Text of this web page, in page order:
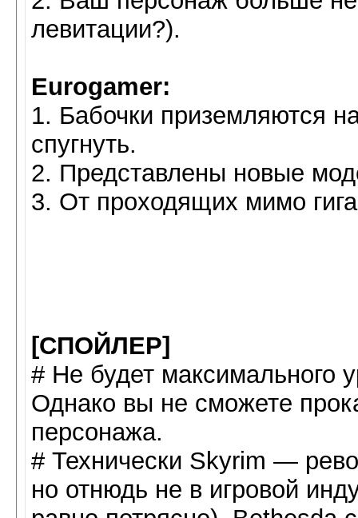
левитации?).
Eurogamer:
1. Бабочки приземляются
спугнуть.
2. Представлены новые
3. От проходящих мимо
[СПОЙЛЕР]
# Не будет максимального
Однако вы не сможете
персонажа.
# Технически Skyrim —
но отнюдь не в игровой